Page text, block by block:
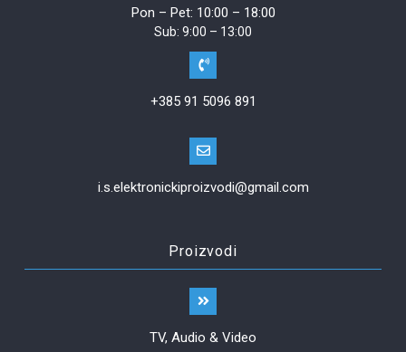
Pon – Pet: 10:00 – 18:00
Sub: 9:00 – 13:00
+385 91 5096 891
i.s.elektronickiproizvodi@gmail.com
Proizvodi
TV, Audio & Video